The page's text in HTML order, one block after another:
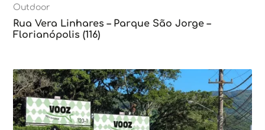
Outdoor
Rua Vera Linhares – Parque São Jorge –
Florianópolis (116)